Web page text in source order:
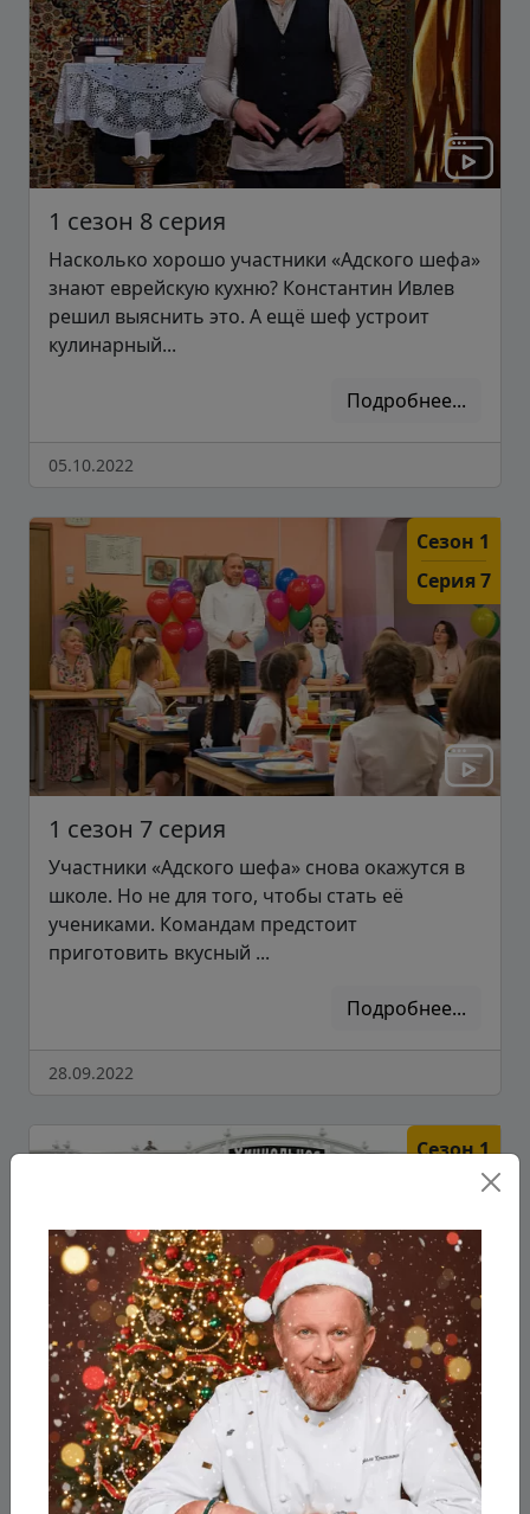
1 сезон 8 серия
Насколько хорошо участники «Адского шефа»
знают еврейскую кухню? Константин Ивлев
решил выяснить это. А ещё шеф устроит
кулинарный...
Подробнее...
05.10.2022
Сезон 1
Серия 7
1 сезон 7 серия
Участники «Адского шефа» снова окажутся в
школе. Но не для того, чтобы стать её
учениками. Командам предстоит
приготовить вкусный ...
Подробнее...
28.09.2022
Сезон 1
Серия 6
1 сезон 6 серия
Участники «Адского шефа» продолжают своё
кулинарное путешествие по Черноморскому